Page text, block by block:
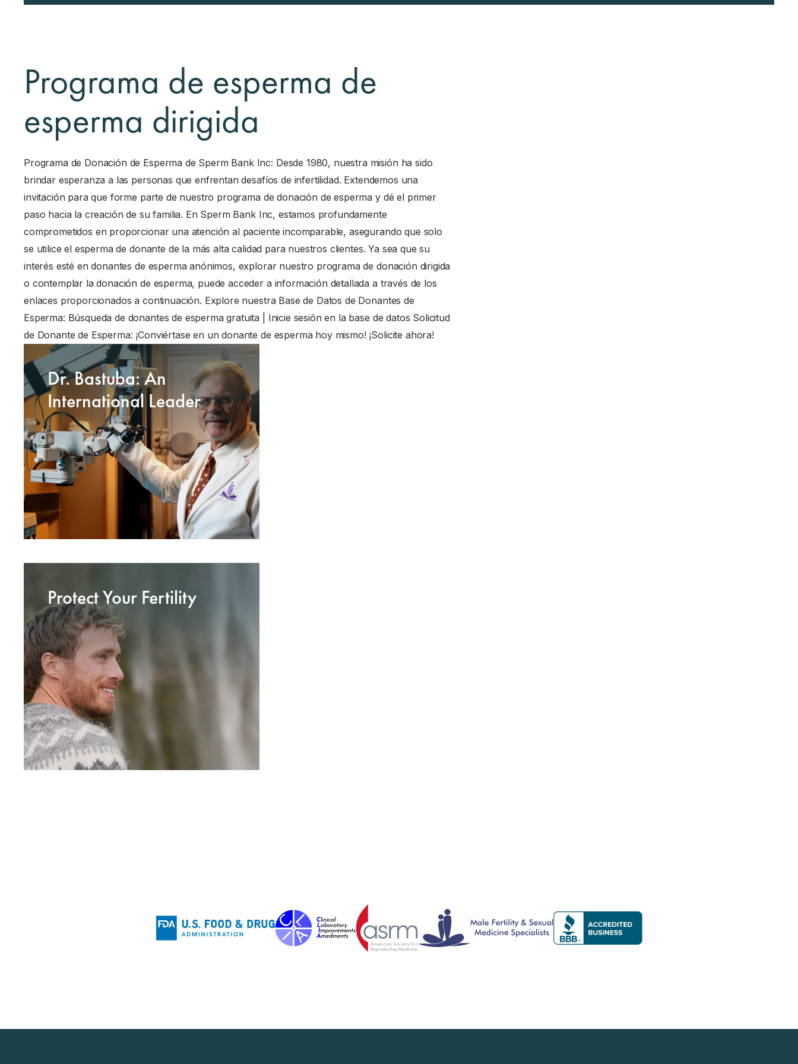
Programa de esperma de
esperma dirigida
Programa de Donación de Esperma de Sperm Bank Inc: Desde 1980, nuestra misión ha sido
brindar esperanza a las personas que enfrentan desafíos de infertilidad. Extendemos una
invitación para que forme parte de nuestro programa de donación de esperma y dé el primer
paso hacia la creación de su familia. En Sperm Bank Inc, estamos profundamente
comprometidos en proporcionar una atención al paciente incomparable, asegurando que solo
se utilice el esperma de donante de la más alta calidad para nuestros clientes. Ya sea que su
interés esté en donantes de esperma anónimos, explorar nuestro programa de donación dirigida
o contemplar la donación de esperma, puede acceder a información detallada a través de los
enlaces proporcionados a continuación. Explore nuestra Base de Datos de Donantes de
Esperma: Búsqueda de donantes de esperma gratuita | Inicie sesión en la base de datos Solicitud
de Donante de Esperma: ¡Conviértase en un donante de esperma hoy mismo! ¡Solicite ahora!
Dr. Bastuba: An
International Leader
Protect Your Fertility